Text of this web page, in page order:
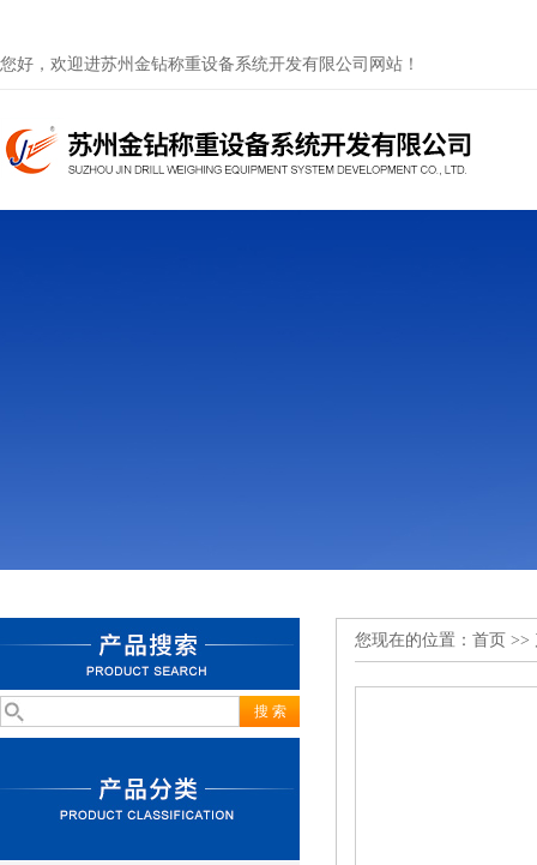
您好，欢迎进苏州金钻称重设备系统开发有限公司网站！
您现在的位置： 首页 >>